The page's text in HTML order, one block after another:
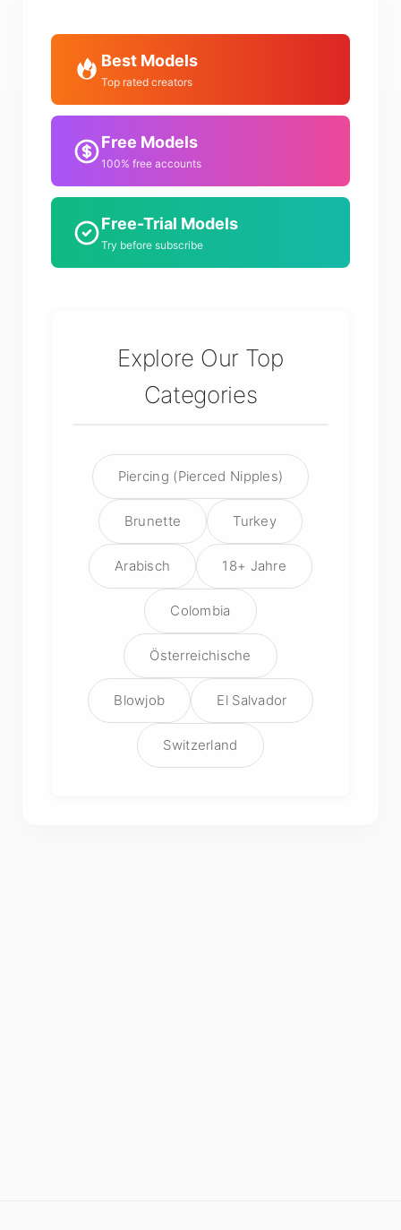
Best Models
Top rated creators
Free Models
100% free accounts
Free-Trial Models
Try before subscribe
Explore Our Top
Categories
Piercing (Pierced Nipples)
Brunette Turkey
Arabisch 18+ Jahre
Colombia
Österreichische
Blowjob El Salvador
Switzerland